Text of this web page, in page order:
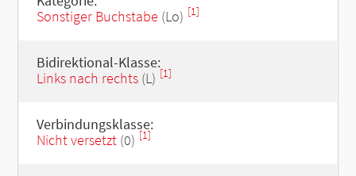
Sonstiger Buchstabe (Lo) [1]
Bidirektional-Klasse:
Links nach rechts(L) [1]
Verbindungsklasse:
Nicht versetzt(0) [1]